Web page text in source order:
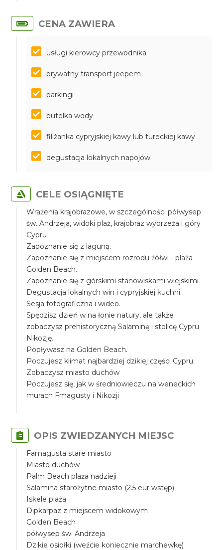
CENA ZAWIERA
usługi kierowcy przewodnika
prywatny transport jeepem
parkingi
butelka wody
filiżanka cypryjskiej kawy lub tureckiej kawy
degustacja lokalnych napojów
CELE OSIĄGNIĘTE
Wrażenia krajobrazowe, w szczególności półwysep
św. Andrzeja, widoki plaż, krajobraz wybrzeża i góry
Cypru
Zapoznanie się z laguną.
Zapoznanie się z miejscem rozrodu żółwi - plaża
Golden Beach.
Zapoznanie się z górskimi stanowiskami wiejskimi
Degustacja lokalnych win i cypryjskiej kuchni.
Sesja fotograficzna i wideo.
Spędzisz dzień w na łonie natury, ale także
zobaczysz prehistoryczną Salaminę i stolicę Cypru
Nikozję.
Popływasz na Golden Beach.
Poczujesz klimat najbardziej dzikiej części Cypru.
Zobaczysz miasto duchów
Poczujesz się, jak w średniowieczu na weneckich
murach Fmagusty i Nikozji
OPIS ZWIEDZANYCH MIEJSC
Famagusta stare miasto
Miasto duchów
Palm Beach plaża nadzieji
Salamina starożytne miasto (2.5 eur wstęp)
Iskele plaża
Dipkarpaz z miejscem widokowym
Golden Beach
półwysep św. Andrzeja
Dzikie osiołki (weźcie koniecznie marchewkę)